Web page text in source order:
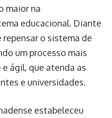
maior na
educacional. Diante
o sistema de
um processo mais
ágil, que atenda as
e universidades.
estabeleceu